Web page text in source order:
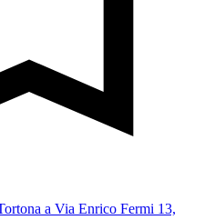
a Via Enrico Fermi 13,